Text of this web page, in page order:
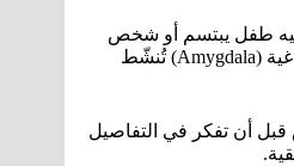
فيه طفل يبتسم أو شخص
يحقق حلمه، فإن اللوزة الدماغية (Amygdala) تُنشّط
أن تفكر في التفاصيل